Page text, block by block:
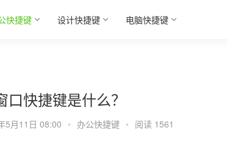
快捷键 设计快捷键 电脑快捷键
口快捷键是什么？
5月11日 08:00 • 办公快捷键 • 阅读 1561